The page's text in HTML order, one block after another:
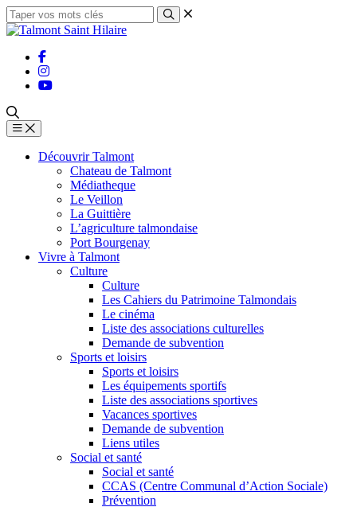
Découvrir Talmont
Chateau de Talmont
Médiatheque
Le Veillon
La Guittière
L’agriculture talmondaise
Port Bourgenay
Vivre à Talmont
Culture
Culture
Les Cahiers du Patrimoine Talmondais
Le cinéma
Liste des associations culturelles
Demande de subvention
Sports et loisirs
Sports et loisirs
Les équipements sportifs
Liste des associations sportives
Vacances sportives
Demande de subvention
Liens utiles
Social et santé
Social et santé
CCAS (Centre Communal d’Action Sociale)
Prévention